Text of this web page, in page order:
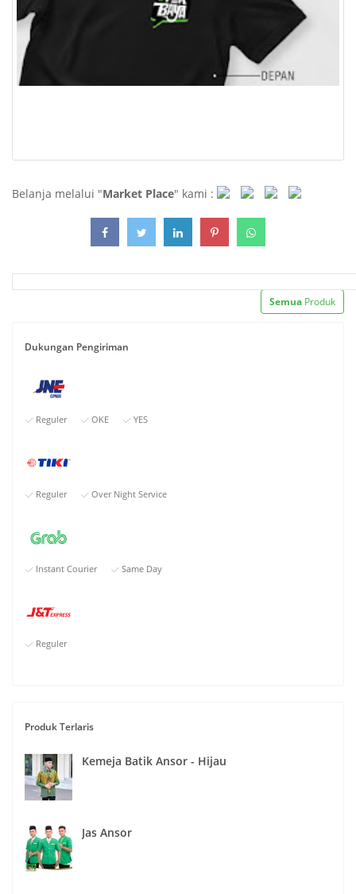
Belanja melalui "Market Place" kami :
Semua Produk
Dukungan Pengiriman
Reguler OKE YES
Reguler Over Night Service
Instant Courier Same Day
Reguler
Produk Terlaris
Kemeja Batik Ansor - Hijau
Jas Ansor